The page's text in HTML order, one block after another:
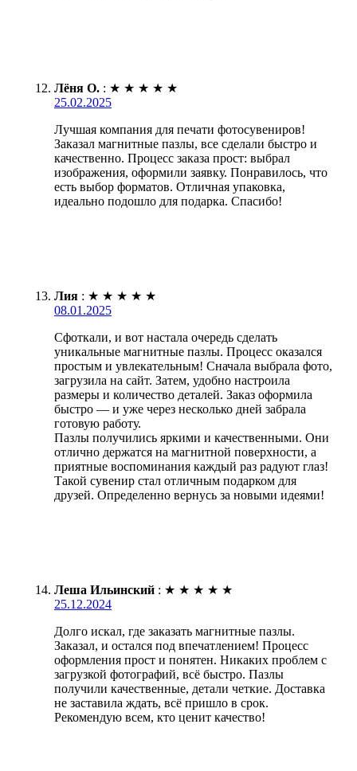
Лёня О. : ★ ★ ★ ★ ★
25.02.2025
Лучшая компания для печати фотосувениров!
Заказал магнитные пазлы, все сделали быстро и
качественно. Процесс заказа прост: выбрал
изображения, оформили заявку. Понравилось, что
есть выбор форматов. Отличная упаковка,
идеально подошло для подарка. Спасибо!
Лия : ★ ★ ★ ★ ★
08.01.2025
Сфоткали, и вот настала очередь сделать
уникальные магнитные пазлы. Процесс оказался
простым и увлекательным! Сначала выбрала фото,
загрузила на сайт. Затем, удобно настроила
размеры и количество деталей. Заказ оформила
быстро — и уже через несколько дней забрала
готовую работу.
Пазлы получились яркими и качественными. Они
отлично держатся на магнитной поверхности, а
приятные воспоминания каждый раз радуют глаз!
Такой сувенир стал отличным подарком для
друзей. Определенно вернусь за новыми идеями!
Леша Ильинский : ★ ★ ★ ★ ★
25.12.2024
Долго искал, где заказать магнитные пазлы.
Заказал, и остался под впечатлением! Процесс
оформления прост и понятен. Никаких проблем с
загрузкой фотографий, всё быстро. Пазлы
получили качественные, детали четкие. Доставка
не заставила ждать, всё пришло в срок.
Рекомендую всем, кто ценит качество!